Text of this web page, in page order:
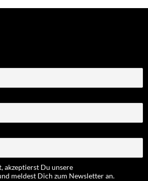
akzeptierst Du unsere
meldest Dich zum Newsletter an.